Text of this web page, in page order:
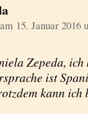
15. Januar 2016
Zepeda, ich
ist
kann ich